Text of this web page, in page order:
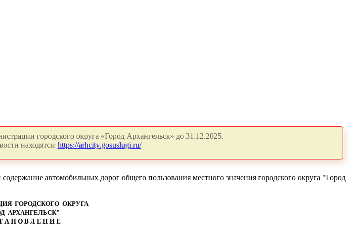
городского округа «Город Архангельск» до 31.12.2025.
находятся: https://arhcity.gosuslugi.ru/
автомобильных дорог общего пользования местного значения городского округа "Город
ГОРОДСКОГО ОКРУГА
АРХАНГЕЛЬСК"
А Н О В Л Е Н И Е